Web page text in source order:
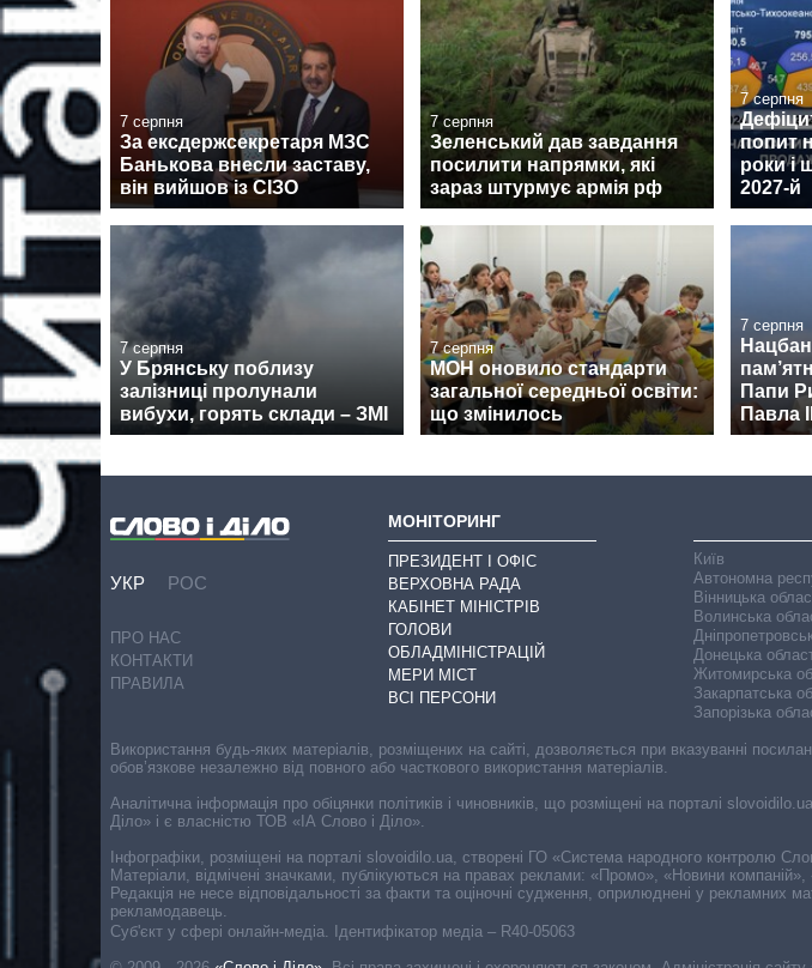
7 серпня
За ексдержсекретаря МЗС
Банькова внесли заставу,
він вийшов із СІЗО
7 серпня
Зеленський дав завдання
посилити напрямки, які
зараз штурмує армія рф
7 серпня
попит
роки і
2027-й
7 серпня
У Брянську поблизу
залізниці пролунали
вибухи, горять склади – ЗМІ
7 серпня
МОН оновило стандарти
загальної середньої освіти:
що змінилось
7 серпня
Папи
Павла II
УКР РОС
ПРО НАС
КОНТАКТИ
ПРАВИЛА
МОНІТОРИНГ
ПРЕЗИДЕНТ І ОФІС
ВЕРХОВНА РАДА
КАБІНЕТ МІНІСТРІВ
ГОЛОВИ
ОБЛАДМІНІСТРАЦІЙ
МЕРИ МІСТ
ВСІ ПЕРСОНИ
Київ
Автономна
Вінницька
Волинська
Донецька
Житомирська
Закарпатська
Запорізька
Cуб'єкт у сфері онлайн-медіа. Ідентифікатор медіа – R40-05063
Використання будь-яких матеріалів, розміщених на сайті, дозволяється при вказуванні
обов’язкове незалежно від повного або часткового використання матеріалів.
Аналітична інформація про обіцянки політиків і чиновників, що розміщені на порталі
Діло» і є власністю ТОВ «ІА Слово і Діло».
Інфографіки, розміщені на порталі slovoidilo.ua, створені ГО «Система народного контролю
Матеріали, відмічені значками, публікуються на правах реклами: «Промо», «Новини
Редакція не несе відповідальності за факти та оціночні судження, оприлюднені у рекламних
рекламодавець.